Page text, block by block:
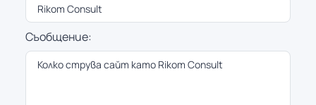
Съобщение: